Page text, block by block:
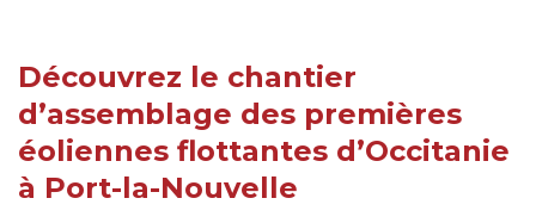
Découvrez le chantier
d’assemblage des premières
éoliennes flottantes d’Occitanie
à Port-la-Nouvelle